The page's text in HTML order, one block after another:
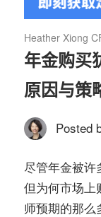
人
寿
保
险
指
国
保
险
理
财
服
社
区
Heather Xiong
年金购买
原因与策
Posted
尽管年金被许
但为何市场上
师预期的那么